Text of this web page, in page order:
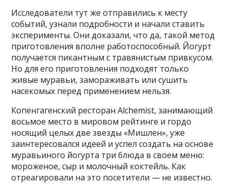
Исследователи тут же отправились к месту
событий, узнали подробности и начали ставить
эксперименты. Они доказали, что да, такой метод
приготовления вполне работоспособный. Йогурт
получается пикантным с травянистым привкусом.
Но для его приготовления подходят только
живые муравьи, замораживать или сушить
насекомых перед применением нельзя.
Копенгагенский ресторан Alchemist, занимающий
восьмое место в мировом рейтинге и гордо
носящий целых две звезды «Мишлен», уже
заинтересовался идеей и успел создать на основе
муравьиного йогурта три блюда в своем меню:
мороженое, сыр и молочный коктейль. Как
отреагировали на это посетители — не известно.